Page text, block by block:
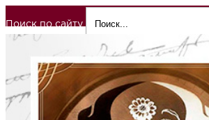
Поиск по сайту